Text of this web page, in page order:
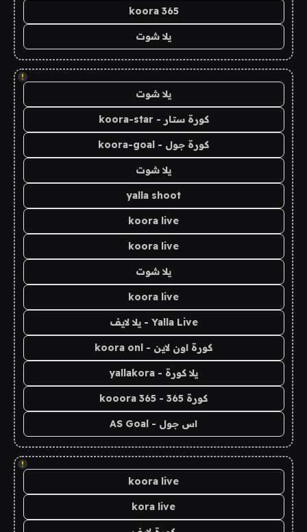
koora 365
يلا شوت
!
يلا شوت
كورة ستار - koora-star
كورة جول - koora-goal
يلا شوت
yalla shoot
koora live
koora live
يلا شوت
koora live
Yalla Live - يلا لايف
كورة اون لاين - koora onl
يلا كورة - yallakora
كورة 365 - kooora 365
اس جول - AS Goal
!
koora live
kora live